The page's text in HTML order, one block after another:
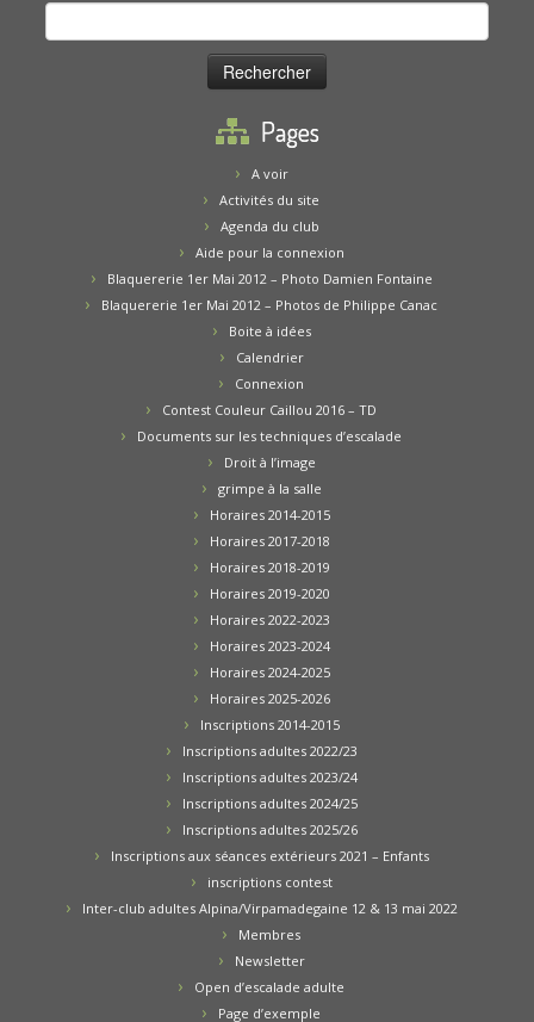
Rechercher :
Pages
A voir
Activités du site
Agenda du club
Aide pour la connexion
Blaquererie 1er Mai 2012 – Photo Damien Fontaine
Blaquererie 1er Mai 2012 – Photos de Philippe Canac
Boite à idées
Calendrier
Connexion
Contest Couleur Caillou 2016 – TD
Documents sur les techniques d’escalade
Droit à l’image
grimpe à la salle
Horaires 2014-2015
Horaires 2017-2018
Horaires 2018-2019
Horaires 2019-2020
Horaires 2022-2023
Horaires 2023-2024
Horaires 2024-2025
Horaires 2025-2026
Inscriptions 2014-2015
Inscriptions adultes 2022/23
Inscriptions adultes 2023/24
Inscriptions adultes 2024/25
Inscriptions adultes 2025/26
Inscriptions aux séances extérieurs 2021 – Enfants
inscriptions contest
Inter-club adultes Alpina/Virpamadegaine 12 & 13 mai 2022
Membres
Newsletter
Open d’escalade adulte
Page d’exemple